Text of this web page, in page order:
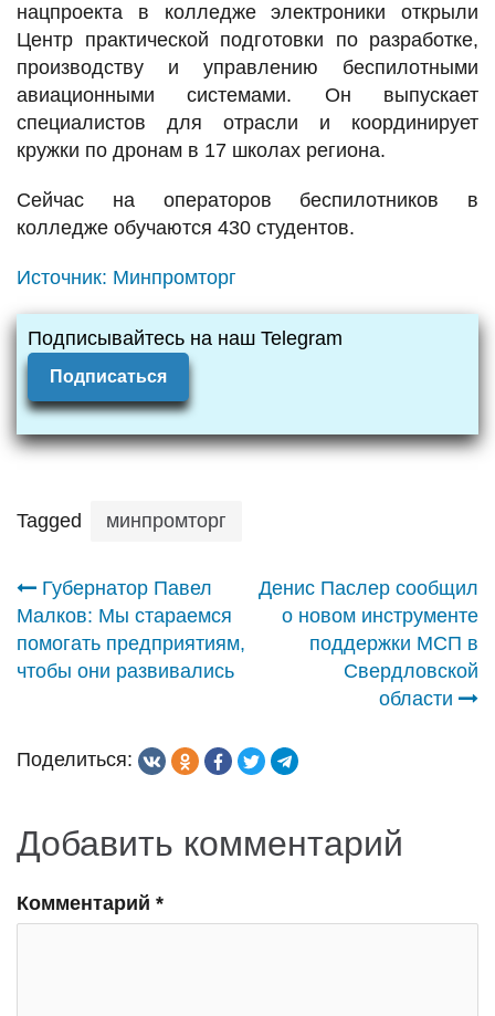
нацпроекта в колледже электроники открыли
Центр практической подготовки по разработке,
производству и управлению беспилотными
авиационными системами. Он выпускает
специалистов для отрасли и координирует
кружки по дронам в 17 школах региона.
Сейчас на операторов беспилотников в
колледже обучаются 430 студентов.
Источник: Минпромторг
Подписывайтесь на наш Telegram
Подписаться
Tagged минпромторг
Навигация
по
Губернатор Павел
Малков: Мы стараемся
помогать предприятиям,
чтобы они развивались
Денис Паслер сообщил
о новом инструменте
поддержки МСП в
Свердловской
области
Поделиться:
Добавить комментарий
Комментарий *